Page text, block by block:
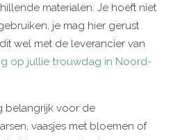
materialen. Je hoeft niet
je mag hier gerust
wel met de leverancier van
op jullie trouwdag in Noord-
belangrijk voor de
vaasjes met bloemen of